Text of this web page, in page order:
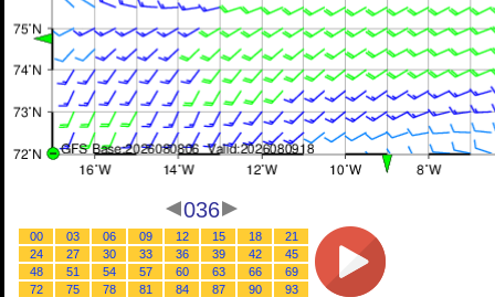
036
00 03 06 09 12 15 18
21
24
27 30 33 36 39 42
45
48
51 54 57 60 63 66
69
72
75 78 81 84 87 90 93